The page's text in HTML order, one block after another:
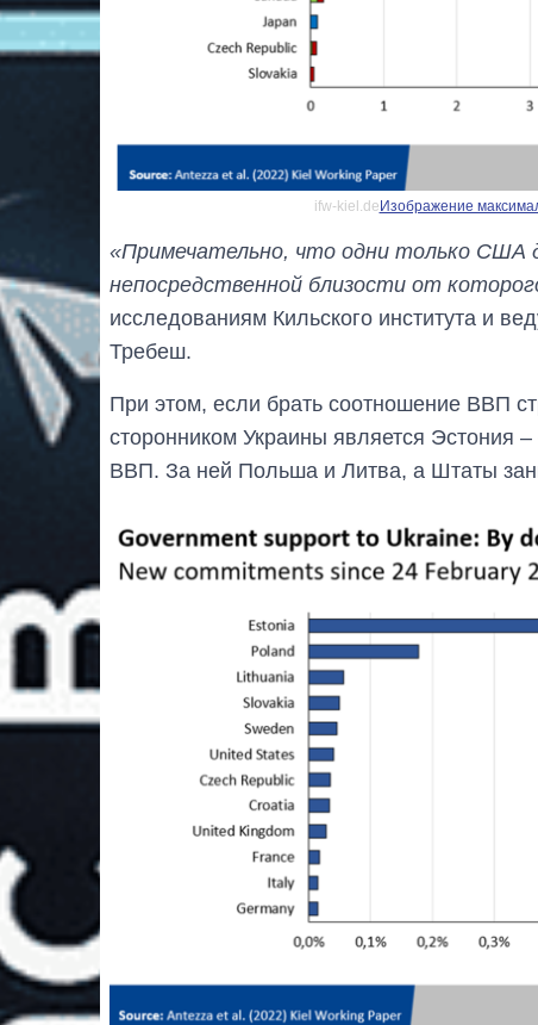
ifw-kiel.deИзображение
«Примечательно, что одни только США
непосредственной близости от
исследованиям Кильского института и
Требеш.
При этом, если брать соотношение ВВП
сторонником Украины является Эстония
ВВП. За ней Польша и Литва, а Штаты